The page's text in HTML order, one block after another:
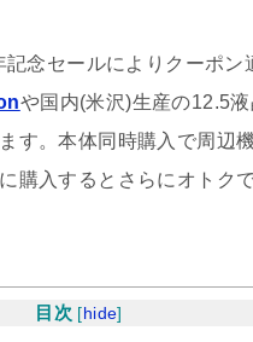
念セールによりクーポ
や国内(米沢)生産の12.5
す。本体同時購入で周辺
購入するとさらにオトクで
目次 [ hide]